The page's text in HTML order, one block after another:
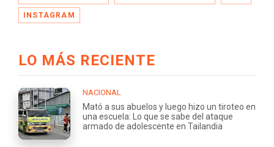
INSTAGRAM
LO MÁS RECIENTE
NACIONAL
Mató a sus abuelos y luego hizo un tiroteo en
una escuela: Lo que se sabe del ataque
armado de adolescente en Tailandia